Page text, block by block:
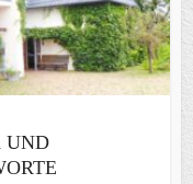
UND